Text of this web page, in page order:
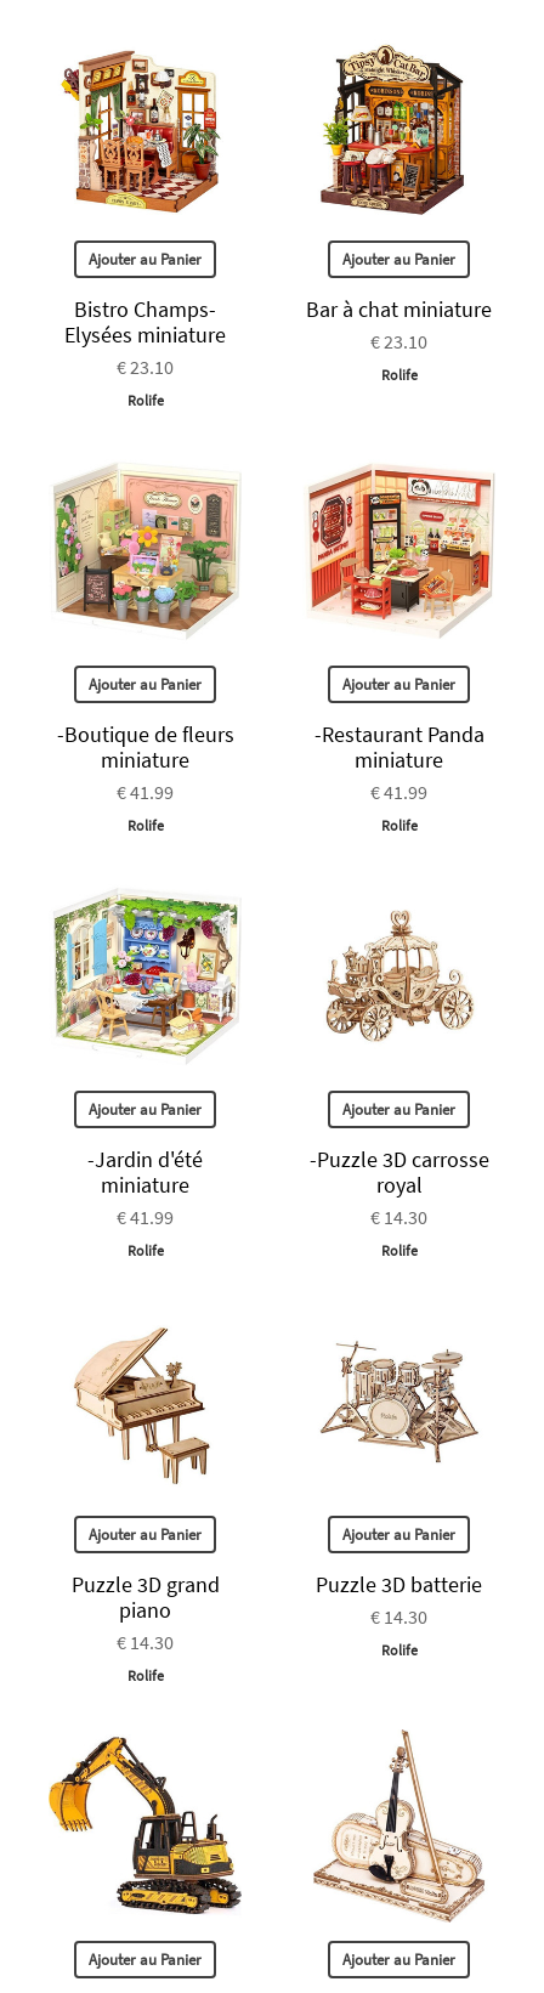
Ajouter au Panier
Bistro Champs-
Elysées miniature
€ 23.10
Rolife
Ajouter au Panier
Bar à chat miniature
€ 23.10
Rolife
Ajouter au Panier
-Boutique de fleurs
miniature
€ 41.99
Rolife
Ajouter au Panier
-Restaurant Panda
miniature
€ 41.99
Rolife
Ajouter au Panier
-Jardin d'été
miniature
€ 41.99
Rolife
Ajouter au Panier
-Puzzle 3D carrosse
royal
€ 14.30
Rolife
Ajouter au Panier
Puzzle 3D grand
piano
€ 14.30
Rolife
Ajouter au Panier
Puzzle 3D batterie
€ 14.30
Rolife
Ajouter au Panier Ajouter au Panier